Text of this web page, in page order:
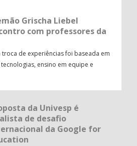
Grischa Liebel
com professores da
de experiências foi baseada em
ensino em equipe e
da Univesp é
de desafio
da Google for